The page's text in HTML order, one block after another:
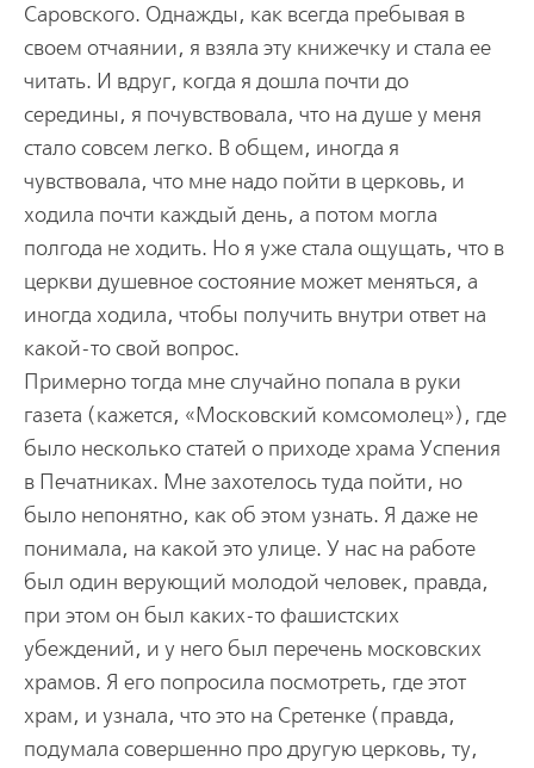
Саровского. Однажды, как всегда пребывая в
своем отчаянии, я взяла эту книжечку и стала ее
читать. И вдруг, когда я дошла почти до
середины, я почувствовала, что на душе у меня
стало совсем легко. В общем, иногда я
чувствовала, что мне надо пойти в церковь, и
ходила почти каждый день, а потом могла
полгода не ходить. Но я уже стала ощущать, что в
церкви душевное состояние может меняться, а
иногда ходила, чтобы получить внутри ответ на
какой-то свой вопрос.
Примерно тогда мне случайно попала в руки
газета (кажется, «Московский комсомолец»), где
было несколько статей о приходе храма Успения
в Печатниках. Мне захотелось туда пойти, но
было непонятно, как об этом узнать. Я даже не
понимала, на какой это улице. У нас на работе
был один верующий молодой человек, правда,
при этом он был каких-то фашистских
убеждений, и у него был перечень московских
храмов. Я его попросила посмотреть, где этот
храм, и узнала, что это на Сретенке (правда,
подумала совершенно про другую церковь, ту,